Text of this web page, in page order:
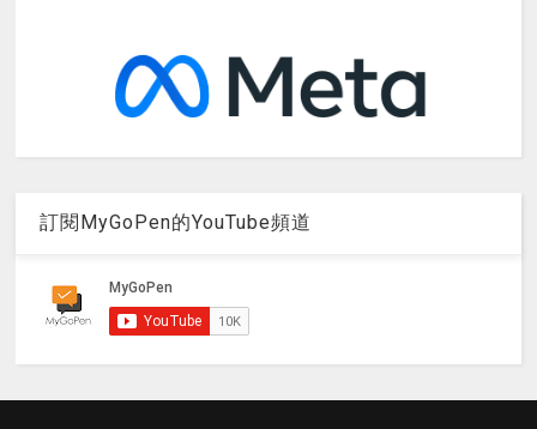
訂閱MyGoPen的YouTube頻道